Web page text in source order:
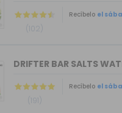
(102)
Recíbelo el
DRIFTER BAR SALTS
(191)
Recíbelo el